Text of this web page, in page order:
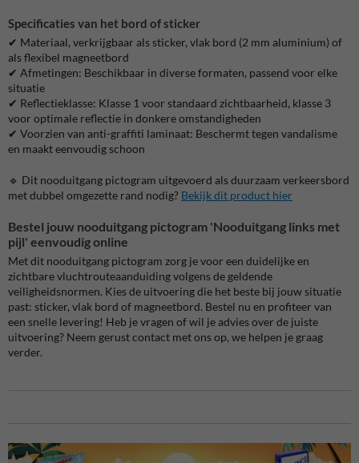
Specificaties van het bord of sticker
✔ Materiaal, verkrijgbaar als sticker, vlak bord (2 mm aluminium) of
als flexibel magneetbord
✔ Afmetingen: Beschikbaar in diverse formaten, passend voor elke
situatie
✔ Reflectieklasse: Klasse 1 voor standaard zichtbaarheid, klasse 3
voor optimale reflectie in donkere omstandigheden
✔ Voorzien van anti-graffiti laminaat: Beschermt tegen vandalisme
en maakt eenvoudig schoon
🔹 Dit nooduitgang pictogram uitgevoerd als duurzaam verkeersbord
met dubbel omgezette rand nodig? Bekijk dit product hier
Bestel jouw nooduitgang pictogram 'Nooduitgang links met
pijl' eenvoudig online
Met dit nooduitgang pictogram zorg je voor een duidelijke en
zichtbare vluchtrouteaanduiding volgens de geldende
veiligheidsnormen. Kies de uitvoering die het beste bij jouw situatie
past: sticker, vlak bord of magneetbord. Bestel nu en profiteer van
een snelle levering! Heb je vragen of wil je advies over de juiste
uitvoering? Neem gerust contact met ons op, we helpen je graag
verder.